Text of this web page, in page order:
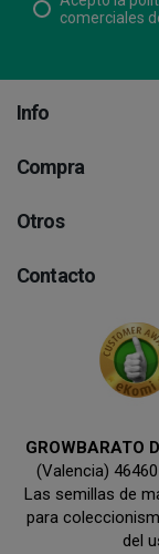
comerciales
Info
Compra
Otros
Contacto
GROWBARATO
(Valencia)
Las semillas de
para
del